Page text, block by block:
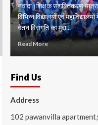
नवादा।शिक्षक सशक्तिकरण
विभिन्न विद्यालयों एवं
वेतन विसंगति का मुद्दा...
Read More
Find Us
Address
102 pawanvilla